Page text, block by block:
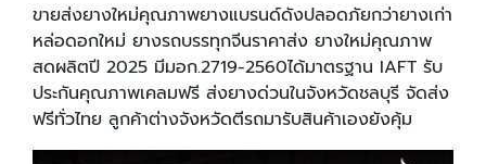
ขายส่งยางใหม่คุณภาพยางแบรนด์ดังปลอดภัยกว่ายางเก่า
หล่อดอกใหม่ ยางรถบรรทุกจีนราคาส่ง ยางใหม่คุณภาพ
สดผลิตปี 2025 มีมอก.2719-2560ได้มาตรฐาน IAFT รับ
ประกันคุณภาพเคลมฟรี ส่งยางด่วนในจังหวัดชลบุรี จัดส่ง
ฟรีทั่วไทย ลูกค้าต่างจังหวัดตีรถมารับสินค้าเองยังคุ้ม